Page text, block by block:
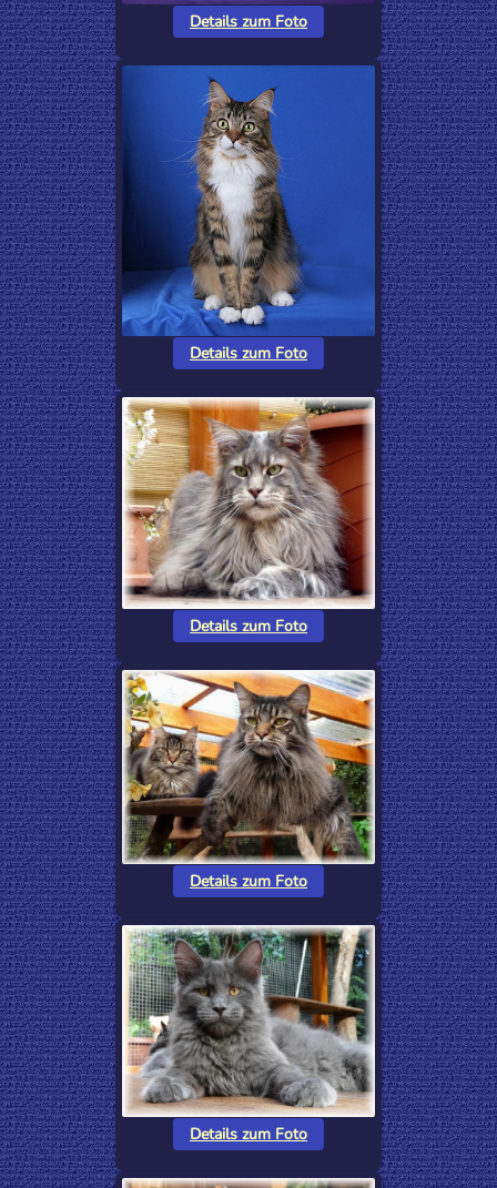
Details zum Foto
Details zum Foto
Details zum Foto
Details zum Foto
Details zum Foto